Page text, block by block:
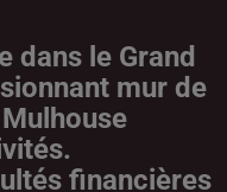
dans le Grand
mur de
financières